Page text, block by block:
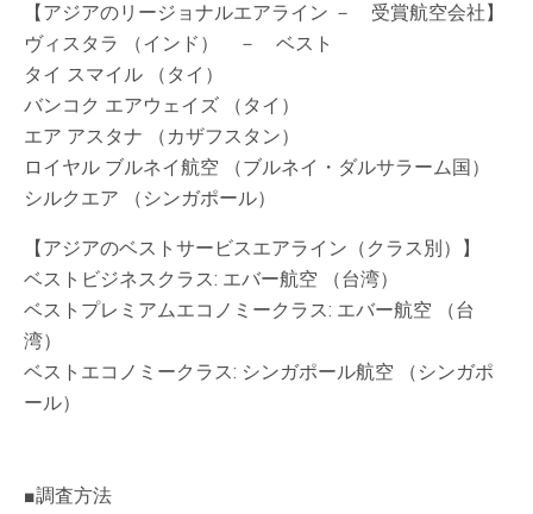
【アジアのリージョナルエアライン － 受賞航空会社】
ヴィスタラ （インド） － ベスト
タイ スマイル （タイ）
バンコク エアウェイズ （タイ）
エア アスタナ （カザフスタン）
ロイヤル ブルネイ航空 （ブルネイ・ダルサラーム国）
シルクエア （シンガポール）
【アジアのベストサービスエアライン（クラス別）】
ベストビジネスクラス: エバー航空 （台湾）
ベストプレミアムエコノミークラス: エバー航空 （台
湾）
ベストエコノミークラス: シンガポール航空 （シンガポ
ール）
■調査方法